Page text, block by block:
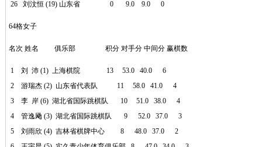
26 刘汶恒 (19) 山东省 0 9.0 9.0 0
64格女子
名次 姓名 俱乐部 积分 对手分 中间分 赢棋数
1 刘 沛 (1) 上海棋院 13 53.0 40.0 6
2 游瑞杰 (2) 山东省代表队 11 58.0 41.0 4
3 李 岸 (6) 湖北省国际跳棋队 10 51.0 38.0 4
4 管逸飏 (3) 湖北省国际跳棋队 9 52.0 37.0 3
5 刘雨欣 (4) 吉林省棋牌中心 8 48.0 37.0 2